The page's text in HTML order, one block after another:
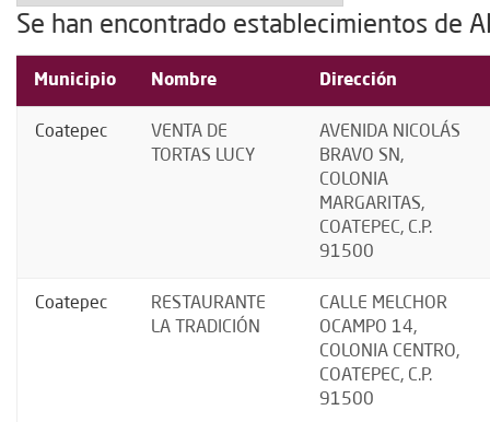
Se han encontrado establecimientos de
Municipio Nombre Dirección
Coatepec
VENTA DE
TORTAS LUCY
AVENIDA NICOLÁS
BRAVO SN,
COLONIA
MARGARITAS,
COATEPEC, C.P.
91500
Coatepec
RESTAURANTE
LA TRADICIÓN
CALLE MELCHOR
OCAMPO 14,
COLONIA CENTRO,
COATEPEC, C.P.
91500